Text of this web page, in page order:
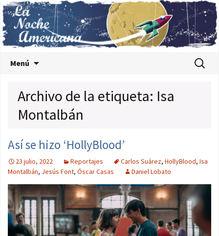
Menú Buscar:
Archivo de la etiqueta: Isa
Montalbán
Así se hizo ‘HollyBlood’
23 julio, 2022 Reportajes Carlos Suárez, HollyBlood, Isa
Montalbán, Jesús Font, Óscar Casas Daniel Lobato